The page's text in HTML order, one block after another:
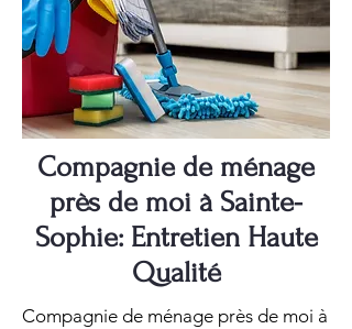
Compagnie de ménage
près de moi à Sainte-
Sophie: Entretien Haute
Qualité
Compagnie de ménage près de moi à